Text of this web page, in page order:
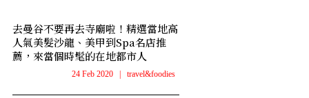
去曼谷不要再去寺廟啦！精選當地高
人氣美髮沙龍、美甲到Spa名店推
薦，來當個時髦的在地都市人
24 Feb 2020 travel&foodies